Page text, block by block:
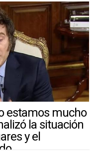
estamos mucho
la situación
y el